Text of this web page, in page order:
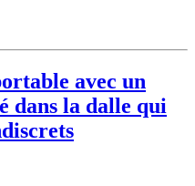
avec un
dans la dalle qui